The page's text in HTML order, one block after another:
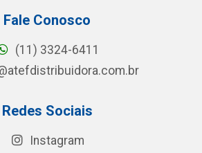
Fale Conosco
(11) 3324-6411
Redes Sociais
Instagram